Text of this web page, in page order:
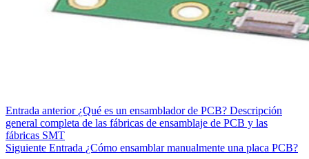
Entrada anterior ¿Qué es un ensamblador de PCB? Descripción
general completa de las fábricas de ensamblaje de PCB y las
fábricas SMT
Siguiente Entrada ¿Cómo ensamblar manualmente una placa PCB?